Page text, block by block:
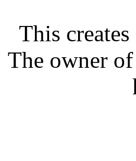
This
The owner